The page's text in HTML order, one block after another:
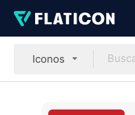
Iconos